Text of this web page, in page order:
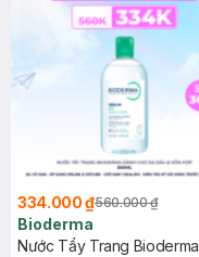
334.000 ₫560.000 ₫
Bioderma
Nước Tẩy Trang Bioderma